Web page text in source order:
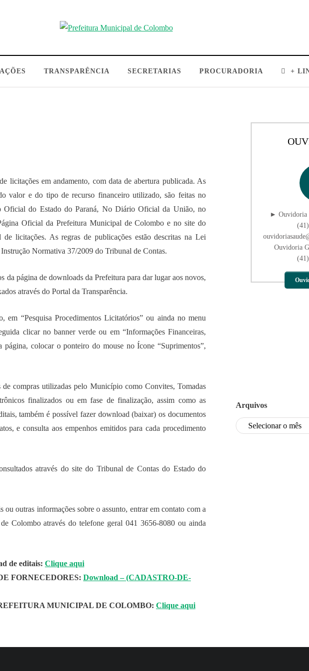
TRANSPARÊNCIA SECRETARIAS PROCURADORIA +
licitações em andamento, com data de abertura publicada. As
valor e do tipo de recurso financeiro utilizado, são feitas no
do Estado do Paraná, No Diário Oficial da União, no
Oficial da Prefeitura Municipal de Colombo e no site do
licitações. As regras de publicações estão descritas na Lei
Normativa 37/2009 do Tribunal de Contas.
da página de downloads da Prefeitura para dar lugar aos novos,
através do Portal da Transparência.
em “Pesquisa Procedimentos Licitatórios” ou ainda no menu
clicar no banner verde ou em “Informações Financeiras,
colocar o ponteiro do mouse no Ícone “Suprimentos”,
de compras utilizadas pelo Município como Convites, Tomadas
finalizados ou em fase de finalização, assim como as
também é possível fazer download (baixar) os documentos
e consulta aos empenhos emitidos para cada procedimento
através do site do Tribunal de Contas do Estado do
outras informações sobre o assunto, entrar em contato com a
Colombo através do telefone geral 041 3656-8080 ou ainda
de editais: Clique aqui
FORNECEDORES: Download – (CADASTRO-DE-
MUNICIPAL DE COLOMBO: Clique aqui
► Ouvidoria
Ouvidoria
Arquivos